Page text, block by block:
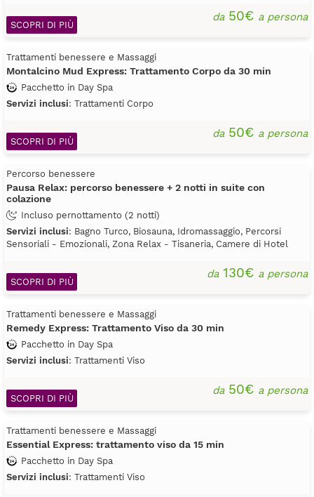
da50€ a persona
SCOPRI DI PIÙ
Trattamenti benessere e Massaggi
Montalcino Mud Express: Trattamento Corpo da 30 min
Pacchetto in Day Spa
Servizi inclusi: Trattamenti Corpo
da50€ a persona
SCOPRI DI PIÙ
Percorso benessere
Pausa Relax: percorso benessere + 2 notti in suite con
colazione
Incluso pernottamento (2 notti)
Servizi inclusi: Bagno Turco, Biosauna, Idromassaggio, Percorsi
Sensoriali - Emozionali, Zona Relax - Tisaneria, Camere di Hotel
da130€ a persona
SCOPRI DI PIÙ
Trattamenti benessere e Massaggi
Remedy Express: Trattamento Viso da 30 min
Pacchetto in Day Spa
Servizi inclusi: Trattamenti Viso
da50€ a persona
SCOPRI DI PIÙ
Trattamenti benessere e Massaggi
Essential Express: trattamento viso da 15 min
Pacchetto in Day Spa
Servizi inclusi: Trattamenti Viso